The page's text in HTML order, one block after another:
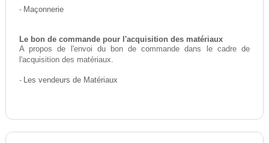
- Maçonnerie
Le bon de commande pour l'acquisition des matériaux
A propos de l'envoi du bon de commande dans le cadre de
l'acquisition des matériaux.
- Les vendeurs de Matériaux